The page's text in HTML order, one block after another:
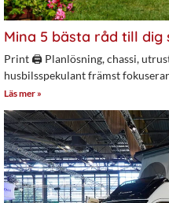
Mina 5 bästa råd till dig
Print 🖨 Planlösning, chassi,
husbilsspekulant främst fokuserar
Läs mer »